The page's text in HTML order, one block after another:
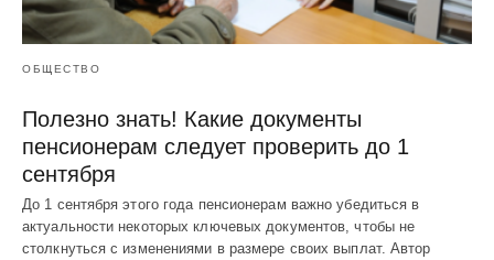
ОБЩЕСТВО
Полезно знать! Какие документы
пенсионерам следует проверить до 1
сентября
До 1 сентября этого года пенсионерам важно убедиться в
актуальности некоторых ключевых документов, чтобы не
столкнуться с изменениями в размере своих выплат. Автор